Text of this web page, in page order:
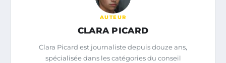
AUTEUR
CLARA PICARD
Clara Picard est journaliste depuis douze ans,
spécialisée dans les catégories du conseil